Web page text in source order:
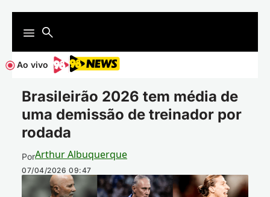
Ao vivo
Brasileirão 2026 tem média de
uma demissão de treinador por
rodada
PorArthur Albuquerque
07/04/2026 09:47